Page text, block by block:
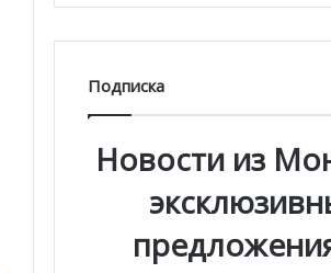
Подписка
Новости из